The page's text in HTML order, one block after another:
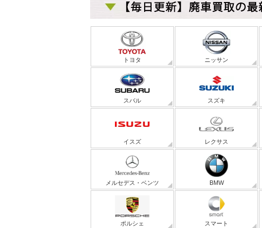
トヨタ ニッサン
スバル スズキ
イスズ レクサス
メルセデス・ベンツ BMW
ポルシェ スマート